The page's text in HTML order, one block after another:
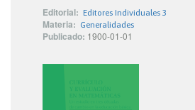
Editorial: Editores Individuales 3
Materia: Generalidades
Publicado: 1900-01-01